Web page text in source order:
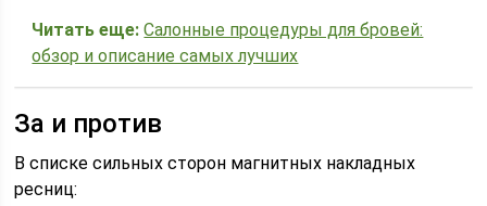
Читать еще: Салонные процедуры для бровей:
обзор и описание самых лучших
За и против
В списке сильных сторон магнитных накладных
ресниц: